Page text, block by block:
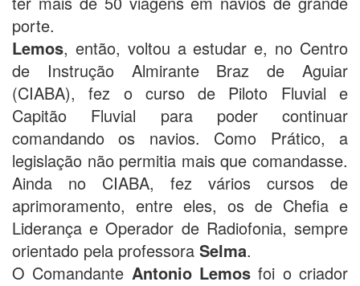
porte.
Lemos, então, voltou a estudar e, no Centro
de Instrução Almirante Braz de Aguiar
(CIABA), fez o curso de Piloto Fluvial e
Capitão Fluvial para poder continuar
comandando os navios. Como Prático, a
legislação não permitia mais que comandasse.
Ainda no CIABA, fez vários cursos de
aprimoramento, entre eles, os de Chefia e
Liderança e Operador de Radiofonia, sempre
orientado pela professora Selma.
O Comandante Antonio Lemos foi o criador